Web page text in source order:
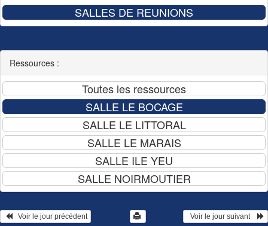
Ressources :
   Voir le jour précédent
  Voir le jour suivant